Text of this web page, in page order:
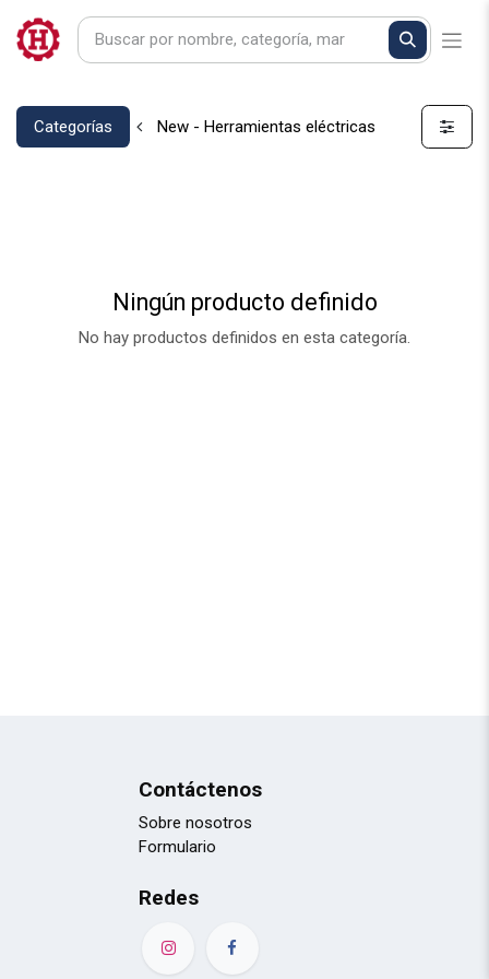
Categorías New - Herramientas eléctricas
Ningún producto definido
No hay productos definidos en esta categoría.
Contáctenos
Sobre nosotros
Formulario
Redes